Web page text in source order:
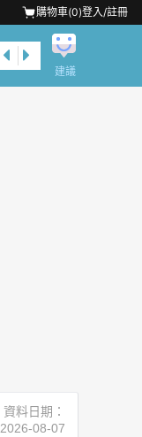
購物車(0)登入/註冊
建議
資料日期：
2026-08-07